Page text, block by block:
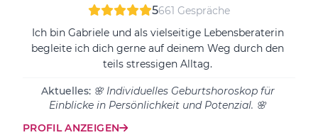
5661 Gespräche
Ich bin Gabriele und als vielseitige Lebensberaterin
begleite ich dich gerne auf deinem Weg durch den
teils stressigen Alltag.
Aktuelles: 🌸 Individuelles Geburtshoroskop für
Einblicke in Persönlichkeit und Potenzial. 🌸
PROFIL ANZEIGEN